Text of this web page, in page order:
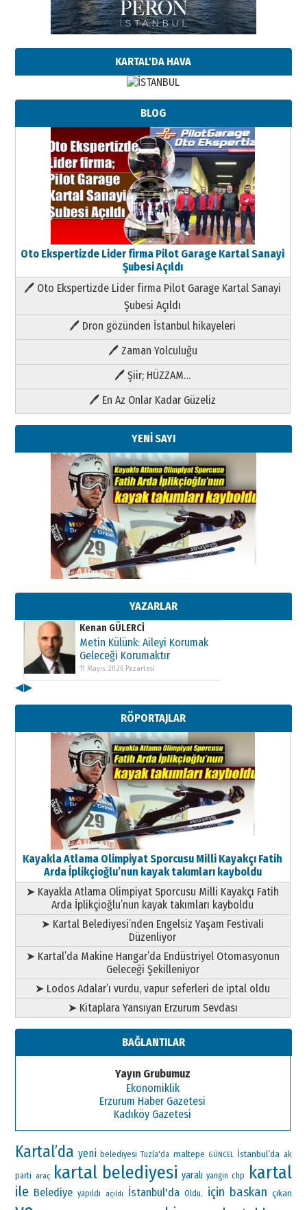
KARTAL'DA HAVA
BLOG
Oto Ekspertizde Lider firma Pilot Garage Kartal Sanayi
Şubesi Açıldı
🖊 Oto Ekspertizde Lider firma Pilot Garage Kartal Sanayi
Şubesi Açıldı
🖊 Dron gözünden İstanbul hikayeleri
🖊 Zaman Yolculuğu
🖊 Şiir; HÜZZAM…
🖊 En Az Onlar Kadar Güzeliz
YENİ SAYI
YAZARLAR
Kenan GÜLERCİ
Metin Külünk: Aileyi Korumak
11 Mayıs 2026 Pazartesi
Kenan GÜLERCİ
Metin Külünk: Aileyi Korumak
Geleceği Korumaktır
11 Mayıs 2026 Pazartesi
Metin Külünk: Aileyi Korumak
Geleceği Korumaktır
11 Mayıs 2026 Pazartesi
◀▶
RÖPORTAJLAR
Kayakla Atlama Olimpiyat Sporcusu Milli Kayakçı Fatih
Arda İplikçioğlu’nun kayak takımları kayboldu
➤ Kayakla Atlama Olimpiyat Sporcusu Milli Kayakçı Fatih
Arda İplikçioğlu’nun kayak takımları kayboldu
➤ Kartal Belediyesi’nden Engelsiz Yaşam Festivali
Düzenliyor
➤ Kartal’da Makine Hangar’da Endüstriyel Otomasyonun
Geleceği Şekilleniyor
➤ Lodos Adalar’ı vurdu, vapur seferleri de iptal oldu
➤ Kitaplara Yansıyan Erzurum Sevdası
BAĞLANTILAR
Yayın Grubumuz
Ekonomiklik
Erzurum Haber Gazetesi
Kadıköy Gazetesi
Kartal’da yeni belediyesi Tuzla'da maltepe GÜNCEL İstanbul’da ak
parti araç kartal belediyesi yaralı yangin chp kartal
ile Belediye yapıldı açıldı İstanbul'da Oldu. için baskan çıkan